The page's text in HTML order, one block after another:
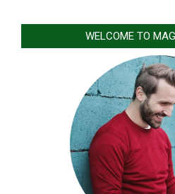
WELCOME TO